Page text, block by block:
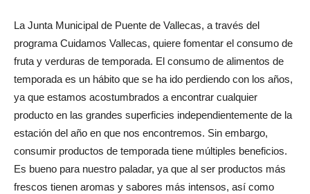
La Junta Municipal de Puente de Vallecas, a través del
programa Cuidamos Vallecas, quiere fomentar el consumo de
fruta y verduras de temporada. El consumo de alimentos de
temporada es un hábito que se ha ido perdiendo con los años,
ya que estamos acostumbrados a encontrar cualquier
producto en las grandes superficies independientemente de la
estación del año en que nos encontremos. Sin embargo,
consumir productos de temporada tiene múltiples beneficios.
Es bueno para nuestro paladar, ya que al ser productos más
frescos tienen aromas y sabores más intensos, así como